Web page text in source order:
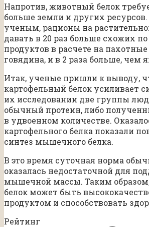
Напротив, животный белок
больше земли и других ресурсов.
ученым, рационы на
давать в 20 раз больше схожих
продуктов в расчете на
говядина, и в 2 раза больше, чем
Итак, ученые пришли к выводу,
картофельный белок усиливает
их исследовании две группы
обычный протеин, либо
в удвоенном количестве.
картофельного белка показали
синтез мышечного белка.
В это время суточная норма
оказалась недостаточной для
мышечной массы. Таким
белок может быть
продуктом и способствовать
Рейтинг